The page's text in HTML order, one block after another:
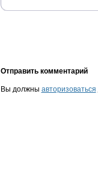
Отправить комментарий
Вы должны авторизоваться